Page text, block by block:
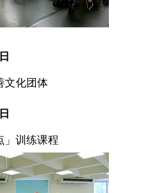
文化团体
」训练课程